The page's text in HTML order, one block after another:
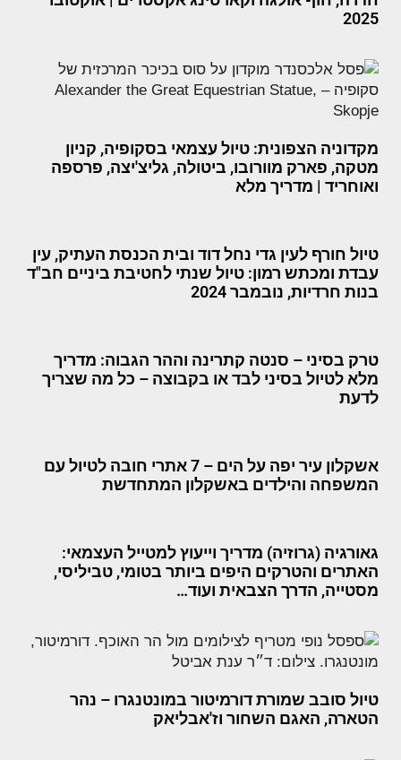
2025
מקדוניה הצפונית: טיול עצמאי בסקופיה, קניון
מטקה, פארק מוורובו, ביטולה, גליצ'יצה, פרספה
ואוחריד | מדריך מלא
טיול חורף לעין גדי נחל דוד ובית הכנסת העתיק, עין
עבדת ומכתש רמון: טיול שנתי לחטיבת ביניים חב"ד
בנות חרדיות, נובמבר 2024
טרק בסיני – סנטה קתרינה וההר הגבוה: מדריך
מלא לטיול בסיני לבד או בקבוצה – כל מה שצריך
לדעת
אשקלון עיר יפה על הים – 7 אתרי חובה לטיול עם
המשפחה והילדים באשקלון המתחדשת
גאורגיה (גרוזיה) מדריך וייעוץ למטייל העצמאי:
האתרים והטרקים היפים ביותר בטומי, טביליסי,
מסטייה, הדרך הצבאית ועוד…
טיול סובב שמורת דורמיטור במונטנגרו – נהר
הטארה, האגם השחור וז'אבליאק